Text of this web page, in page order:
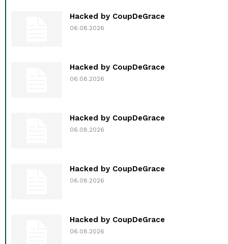
Hacked by CoupDeGrace
06.08.2026
Hacked by CoupDeGrace
06.08.2026
Hacked by CoupDeGrace
06.08.2026
Hacked by CoupDeGrace
06.08.2026
Hacked by CoupDeGrace
06.08.2026